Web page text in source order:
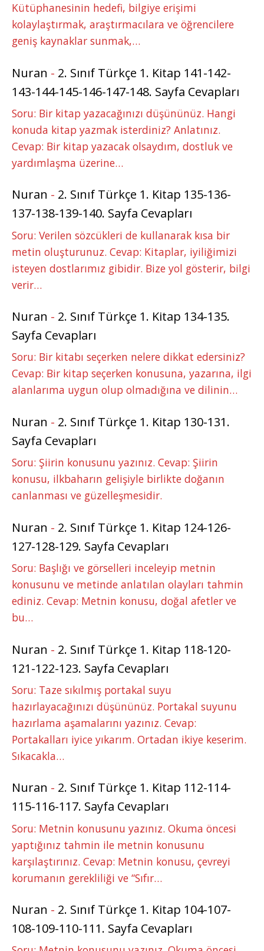
Kütüphanesinin hedefi, bilgiye erişimi
kolaylaştırmak, araştırmacılara ve öğrencilere
geniş kaynaklar sunmak,…
Nuran - 2. Sınıf Türkçe 1. Kitap 141-142-
143-144-145-146-147-148. Sayfa Cevapları
Soru: Bir kitap yazacağınızı düşününüz. Hangi
konuda kitap yazmak isterdiniz? Anlatınız.
Cevap: Bir kitap yazacak olsaydım, dostluk ve
yardımlaşma üzerine…
Nuran - 2. Sınıf Türkçe 1. Kitap 135-136-
137-138-139-140. Sayfa Cevapları
Soru: Verilen sözcükleri de kullanarak kısa bir
metin oluşturunuz. Cevap: Kitaplar, iyiliğimizi
isteyen dostlarımız gibidir. Bize yol gösterir, bilgi
verir…
Nuran - 2. Sınıf Türkçe 1. Kitap 134-135.
Sayfa Cevapları
Soru: Bir kitabı seçerken nelere dikkat edersiniz?
Cevap: Bir kitap seçerken konusuna, yazarına, ilgi
alanlarıma uygun olup olmadığına ve dilinin…
Nuran - 2. Sınıf Türkçe 1. Kitap 130-131.
Sayfa Cevapları
Soru: Şiirin konusunu yazınız. Cevap: Şiirin
konusu, ilkbaharın gelişiyle birlikte doğanın
canlanması ve güzelleşmesidir.
Nuran - 2. Sınıf Türkçe 1. Kitap 124-126-
127-128-129. Sayfa Cevapları
Soru: Başlığı ve görselleri inceleyip metnin
konusunu ve metinde anlatılan olayları tahmin
ediniz. Cevap: Metnin konusu, doğal afetler ve
bu…
Nuran - 2. Sınıf Türkçe 1. Kitap 118-120-
121-122-123. Sayfa Cevapları
Soru: Taze sıkılmış portakal suyu
hazırlayacağınızı düşününüz. Portakal suyunu
hazırlama aşamalarını yazınız. Cevap:
Portakalları iyice yıkarım. Ortadan ikiye keserim.
Sıkacakla…
Nuran - 2. Sınıf Türkçe 1. Kitap 112-114-
115-116-117. Sayfa Cevapları
Soru: Metnin konusunu yazınız. Okuma öncesi
yaptığınız tahmin ile metnin konusunu
karşılaştırınız. Cevap: Metnin konusu, çevreyi
korumanın gerekliliği ve “Sıfır…
Nuran - 2. Sınıf Türkçe 1. Kitap 104-107-
108-109-110-111. Sayfa Cevapları